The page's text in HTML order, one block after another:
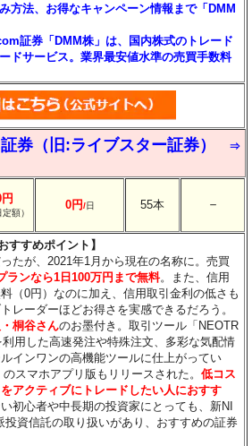
方法、お得なキャンペーン情報まで「DMM
証券「DMM株」は、国内株式のトレード
ドサービス。業界最安値水準の売買手数料
券（旧:ライブスター証券）
⇒
定額）
0円/日 55本 －
すすめポイント】
たが、2021年1月から現在の名称に。売買
ランなら1日100万円まで無料。また、信用
（0円）なのに加え、信用取引金利の低さも
レーダーほどお得さを実感できるだろう。
桐谷さんのお墨付き。取引ツール「NEOTR
用した高速発注や特殊注文、多彩な気配情
インワンの高機能ツールに仕上がってい
スマホアプリ版もリリースされた。低コス
アクティブにトレードしたい人におすす
初心者や中長期の投資家にとっても、新NI
資信託の取り扱いがあり、おすすめの証券